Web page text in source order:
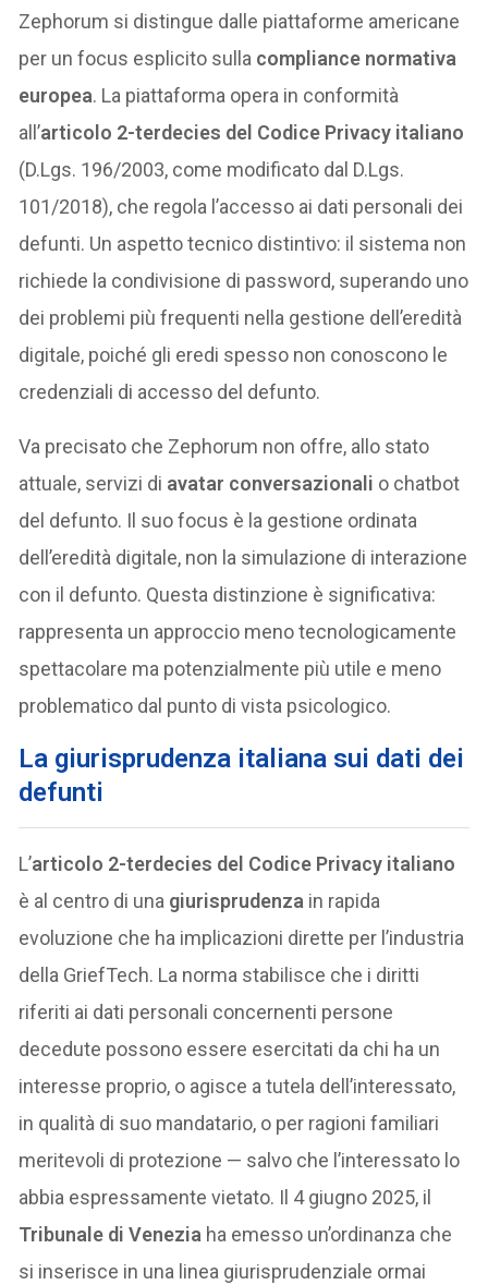
Zephorum si distingue dalle piattaforme americane
per un focus esplicito sulla compliance normativa
europea. La piattaforma opera in conformità
all’articolo 2-terdecies del Codice Privacy italiano
(D.Lgs. 196/2003, come modificato dal D.Lgs.
101/2018), che regola l’accesso ai dati personali dei
defunti. Un aspetto tecnico distintivo: il sistema non
richiede la condivisione di password, superando uno
dei problemi più frequenti nella gestione dell’eredità
digitale, poiché gli eredi spesso non conoscono le
credenziali di accesso del defunto.
Va precisato che Zephorum non offre, allo stato
attuale, servizi di avatar conversazionali o chatbot
del defunto. Il suo focus è la gestione ordinata
dell’eredità digitale, non la simulazione di interazione
con il defunto. Questa distinzione è significativa:
rappresenta un approccio meno tecnologicamente
spettacolare ma potenzialmente più utile e meno
problematico dal punto di vista psicologico.
La giurisprudenza italiana sui dati dei
defunti
L’articolo 2-terdecies del Codice Privacy italiano
è al centro di una giurisprudenza in rapida
evoluzione che ha implicazioni dirette per l’industria
della GriefTech. La norma stabilisce che i diritti
riferiti ai dati personali concernenti persone
decedute possono essere esercitati da chi ha un
interesse proprio, o agisce a tutela dell’interessato,
in qualità di suo mandatario, o per ragioni familiari
meritevoli di protezione — salvo che l’interessato lo
abbia espressamente vietato. Il 4 giugno 2025, il
Tribunale di Venezia ha emesso un’ordinanza che
si inserisce in una linea giurisprudenziale ormai